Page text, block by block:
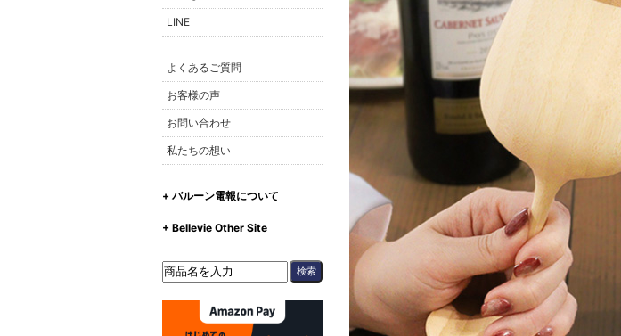
LINE
よくあるご質問
お客様の声
お問い合わせ
私たちの想い
+ バルーン電報について
+ Bellevie Other Site